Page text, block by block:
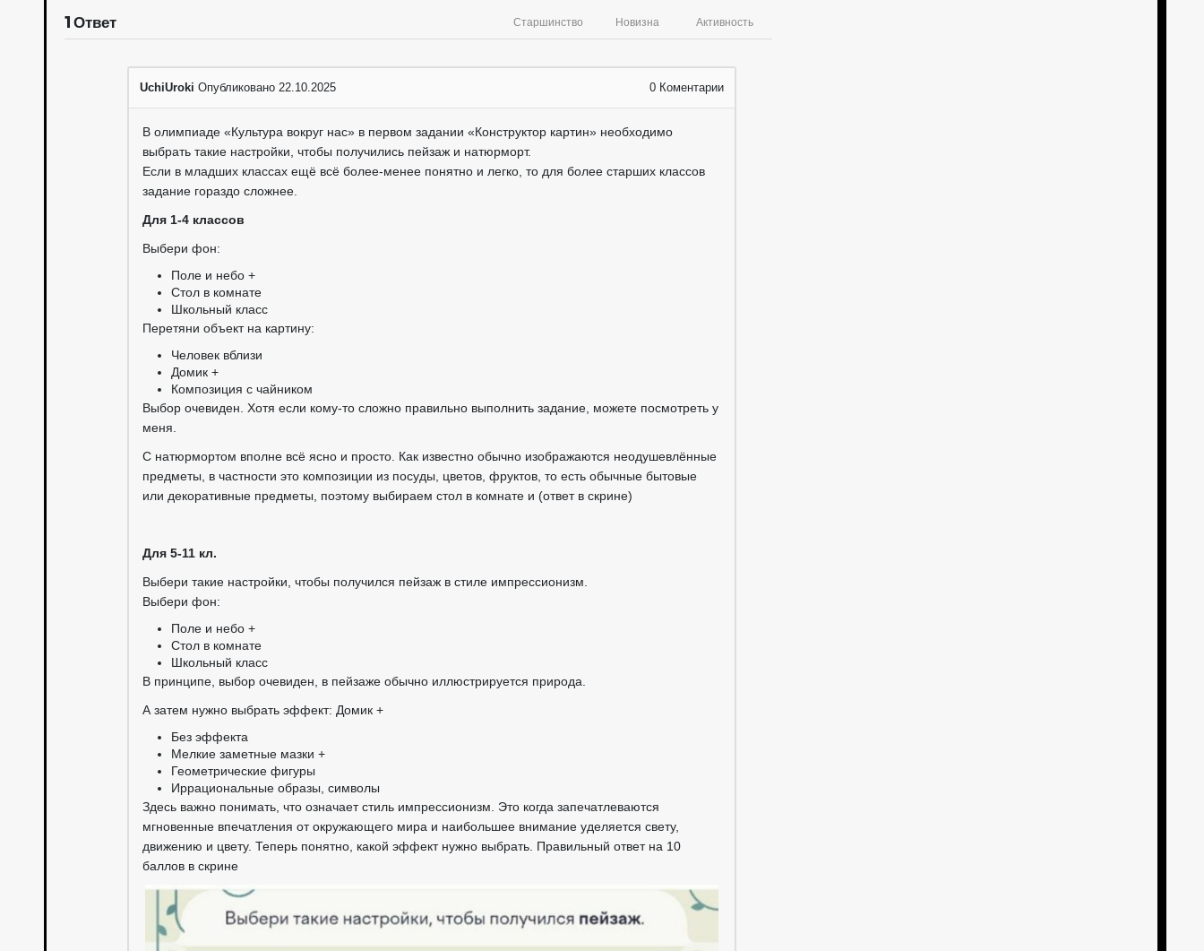
1Ответ Активность
Новизна
Старшинство
UchiUroki Опубликовано 22.10.2025 0 Коментарии
В олимпиаде «Культура вокруг нас» в первом задании «Конструктор картин» необходимо
выбрать такие настройки, чтобы получились пейзаж и натюрморт.
Если в младших классах ещё всё более-менее понятно и легко, то для более старших классов
задание гораздо сложнее.
Для 1-4 классов
Выбери фон:
Поле и небо +
Стол в комнате
Школьный класс
Перетяни объект на картину:
Человек вблизи
Домик +
Композиция с чайником
Выбор очевиден. Хотя если кому-то сложно правильно выполнить задание, можете посмотреть у
меня.
С натюрмортом вполне всё ясно и просто. Как известно обычно изображаются неодушевлённые
предметы, в частности это композиции из посуды, цветов, фруктов, то есть обычные бытовые
или декоративные предметы, поэтому выбираем стол в комнате и (ответ в скрине)
Для 5-11 кл.
Выбери такие настройки, чтобы получился пейзаж в стиле импрессионизм.
Выбери фон:
Поле и небо +
Стол в комнате
Школьный класс
В принципе, выбор очевиден, в пейзаже обычно иллюстрируется природа.
А затем нужно выбрать эффект: Домик +
Без эффекта
Мелкие заметные мазки +
Геометрические фигуры
Иррациональные образы, символы
Здесь важно понимать, что означает стиль импрессионизм. Это когда запечатлеваются
мгновенные впечатления от окружающего мира и наибольшее внимание уделяется свету,
движению и цвету. Теперь понятно, какой эффект нужно выбрать. Правильный ответ на 10
баллов в скрине